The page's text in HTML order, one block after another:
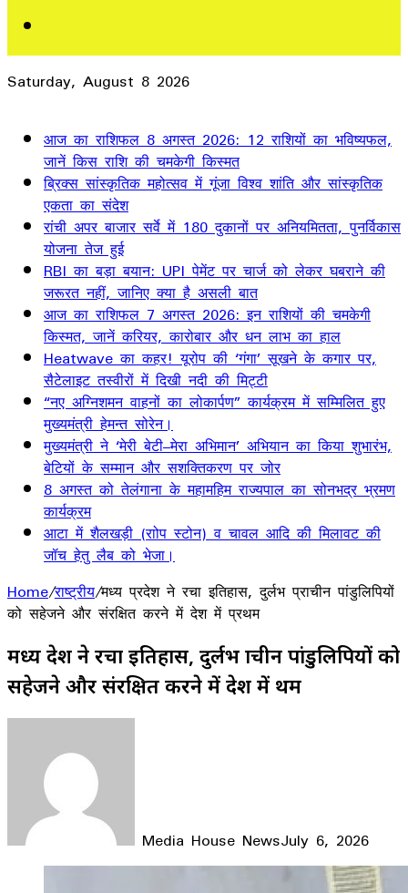
Saturday, August 8 2026
आज का राशिफल 8 अगस्त 2026: 12 राशियों का भविष्यफल,
जानें किस राशि की चमकेगी किस्मत
ब्रिक्स सांस्कृतिक महोत्सव में गूंजा विश्व शांति और सांस्कृतिक
एकता का संदेश
रांची अपर बाजार सर्वे में 180 दुकानों पर अनियमितता, पुनर्विकास
योजना तेज हुई
RBI का बड़ा बयान: UPI पेमेंट पर चार्ज को लेकर घबराने की
जरूरत नहीं, जानिए क्या है असली बात
आज का राशिफल 7 अगस्त 2026: इन राशियों की चमकेगी
किस्मत, जानें करियर, कारोबार और धन लाभ का हाल
Heatwave का कहर! यूरोप की ‘गंगा’ सूखने के कगार पर,
सैटेलाइट तस्वीरों में दिखी नदी की मिट्टी
“नए अग्निशमन वाहनों का लोकार्पण” कार्यक्रम में सम्मिलित हुए
मुख्यमंत्री हेमन्त सोरेन।
मुख्यमंत्री ने ‘मेरी बेटी–मेरा अभिमान’ अभियान का किया शुभारंभ,
बेटियों के सम्मान और सशक्तिकरण पर जोर
8 अगस्त को तेलंगाना के महामहिम राज्यपाल का सोनभद्र भ्रमण
कार्यक्रम
आटा में शैलखड़ी (राोप स्टोन) व चावल आदि की मिलावट की
जॉच हेतु लैब को भेजा।
Home/राष्ट्रीय/मध्य प्रदेश ने रचा इतिहास, दुर्लभ प्राचीन पांडुलिपियों
को सहेजने और संरक्षित करने में देश में प्रथम
मध्य प्रदेश ने रचा इतिहास, दुर्लभ प्राचीन पांडुलिपियों को
सहेजने और संरक्षित करने में देश में प्रथम
Media House NewsJuly 6, 2026
Facebook
LinkedIn
WhatsApp
Telegram